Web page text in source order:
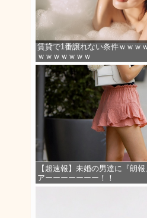
賃貸で1番譲れない条件ｗｗｗ
ｗｗｗｗｗｗｗ
【超速報】未婚の男達に『朗
アーーーーーーー！！